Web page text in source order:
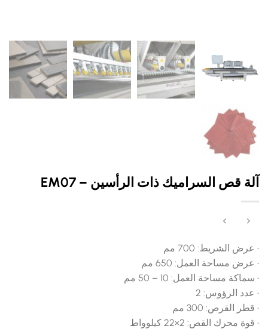
آلة قص السراميك ذات الرأسين – EM07
• عرض الشريط: 700 مم
• عرض مساحة العمل: 650 مم
• سماكة مساحة العمل: 10 – 50 مم
• عدد الرؤوس: 2
• قطر القرص: 300 مم
• قوة محرك القص: 2×22 كيلوواط